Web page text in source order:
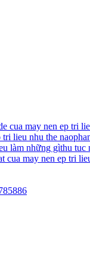
cua may nen ep tri
tri lieu nhu the nao
làm những gìthu tuc
cua may nen ep tri